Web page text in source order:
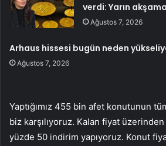
verdi: Yarın
Ağustos 7, 2026
Arhaus hissesi bugün neden
Ağustos 7, 2026
Yaptığımız 455 bin afet konutunun
biz karşılıyoruz. Kalan fiyat üzerinden
yüzde 50 indirim yapıyoruz. Konut